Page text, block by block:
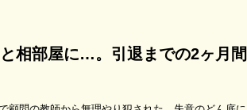
相部屋に…。引退までの2ヶ月